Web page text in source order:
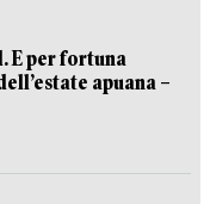
E per fortuna
apuana –